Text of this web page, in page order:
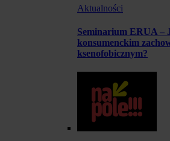
Aktualności
Seminarium ERUA –
konsumenckim
ksenofobicznym?